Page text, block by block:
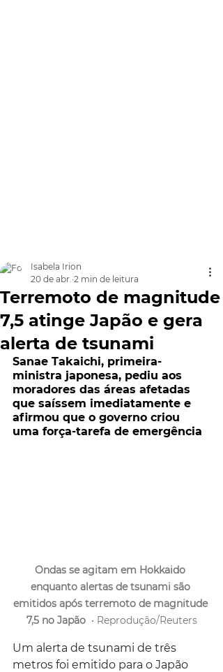
Terremoto de magnitude
7,5 atinge Japão e gera
alerta de tsunami
Isabela Irion
20 de abr. 2 min de leitura
Sanae Takaichi, primeira-
ministra japonesa, pediu aos
moradores das áreas afetadas
que saíssem imediatamente e
afirmou que o governo criou
uma força-tarefa de emergência
Ondas se agitam em Hokkaido
enquanto alertas de tsunami são
emitidos após terremoto de magnitude
7,5 no Japão • Reprodução/Reuters
Um alerta de tsunami de três
metros foi emitido para o Japão